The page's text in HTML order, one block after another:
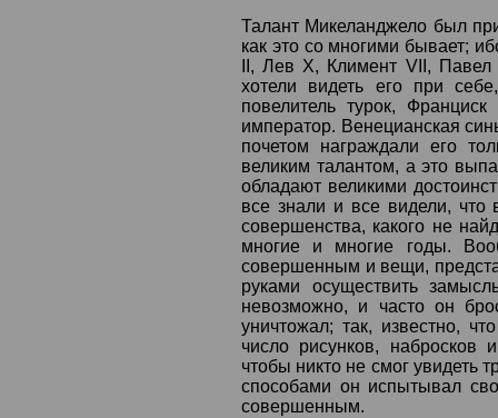
Талант Микеланджело был
как это со многими бывает;
II, Лев X, Климент VII,
хотели видеть его при
повелитель турок,
император. Венецианская
почетом награждали его
великим талантом, а это
обладают великими
все знали и все видели, что
совершенства, какого не
многие и многие годы.
совершенным и вещи,
руками осуществить
невозможно, и часто он
уничтожал; так, известно,
число рисунков, набросков
чтобы никто не смог увидеть
способами он испытывал
совершенным.